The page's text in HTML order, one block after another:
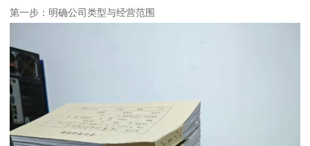
第一步：明确公司类型与经营范围